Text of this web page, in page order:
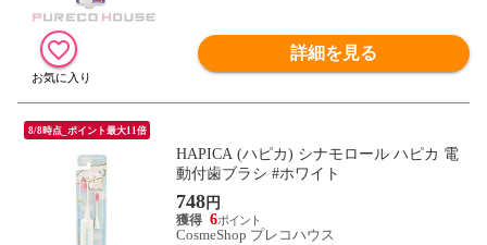
詳細を見る
8/8時点_ポイント最大11倍
HAPICA (ハピカ) シナモロール ハピカ 電
動付歯ブラシ #ホワイト
748円
6
CosmeShop プレコハウス